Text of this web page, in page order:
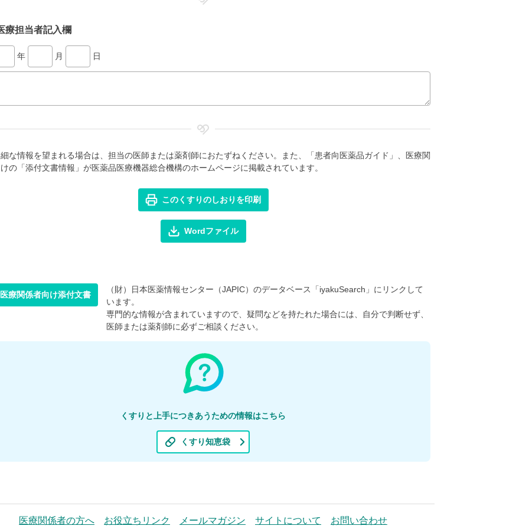
療担当者記入欄
年 月 日
な情報を望まれる場合は、担当の医師または薬剤師におたずねください。また、「患者向医薬品ガイド」、医療関
の「添付文書情報」が医薬品医療機器総合機構のホームページに掲載されています。
このくすりのしおりを印刷
Wordファイル
医療関係者向け添付文書
（財）日本医薬情報センター（JAPIC）のデータベース「iyakuSearch」にリンクして
います。
専門的な情報が含まれていますので、疑問などを持たれた場合には、自分で判断せず、
医師または薬剤師に必ずご相談ください。
くすりと上手につきあうための情報はこちら
くすり知恵袋
医療関係者の方へ お役立ちリンク メールマガジン サイトについて お問い合わせ